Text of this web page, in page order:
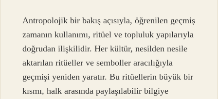
Antropolojik bir bakış açısıyla, öğrenilen geçmiş
zamanın kullanımı, ritüel ve topluluk yapılarıyla
doğrudan ilişkilidir. Her kültür, nesilden nesile
aktarılan ritüeller ve semboller aracılığıyla
geçmişi yeniden yaratır. Bu ritüellerin büyük bir
kısmı, halk arasında paylaşılabilir bilgiye